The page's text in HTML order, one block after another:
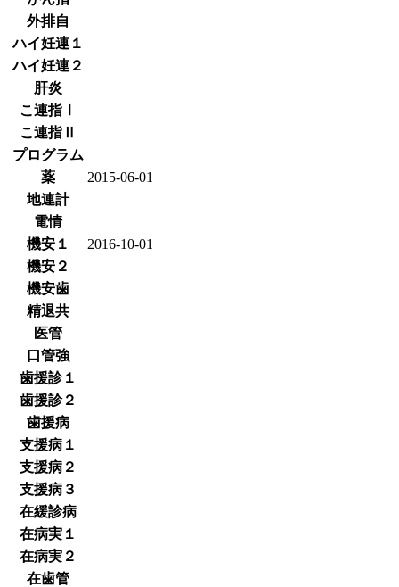
外排自
ハイ妊連１
ハイ妊連２
肝炎
こ連指Ⅰ
こ連指Ⅱ
プログラム
薬
2015-06-01
地連計
電情
機安１
2016-10-01
機安２
機安歯
精退共
医管
口管強
歯援診１
歯援診２
歯援病
支援病１
支援病２
支援病３
在緩診病
在病実１
在病実２
在歯管